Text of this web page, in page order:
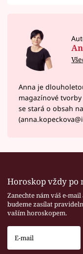
Anna je
magazínové
se stará o obsah
Horoskop vždy po
Zanechte nám váš e-mail
budeme zasílat
vaším horoskopem.